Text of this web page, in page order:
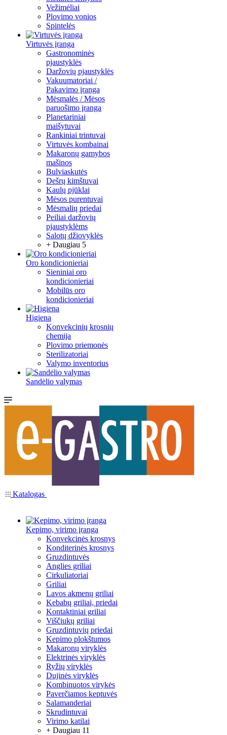
Vežimėliai
Plovimo vonios
Spintelės
Virtuvės įranga
Gastronominės
pjaustyklės
Daržovių pjaustyklės
Vakuumatoriai /
Pakavimo įranga
Mėsmalės / Mėsos
paruošimo įranga
Planetariniai
maišytuvai
Rankiniai trintuvai
Virtuvės kombainai
Makaronų gamybos
mašinos
Bulviaskutės
Dešrų kimštuvai
Kaulų pjūklai
Mėsos purentuvai
Mėsmalių priedai
Peiliai daržovių
pjaustyklėms
Salotų džiovyklės
+ Daugiau 5
Oro kondicionieriai
Sieniniai oro
kondicionieriai
Mobilūs oro
kondicionieriai
Higiena
Konvekcinių krosnių
chemija
Plovimo priemonės
Sterilizatoriai
Valymo inventorius
Sandėlio valymas
Katalogas
Kepimo, virimo įranga
Konvekcinės krosnys
Konditerinės krosnys
Gruzdintuvės
Anglies griliai
Cirkuliatoriai
Griliai
Lavos akmenų griliai
Kebabų griliai, priedai
Kontaktiniai griliai
Viščiukų griliai
Gruzdintuvių priedai
Kepimo plokštumos
Makaronų viryklės
Elektrinės viryklės
Ryžių viryklės
Dujinės viryklės
Kombinuotos virykės
Paverčiamos keptuvės
Salamanderiai
Skrudintuvai
Virimo katilai
+ Daugiau 11